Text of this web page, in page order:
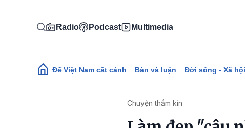
Radio Podcast Multimedia
Main navigation
Để Việt Nam cất cánh Bàn và luận Đời sống - Xã hội
Chuyện thầm kín